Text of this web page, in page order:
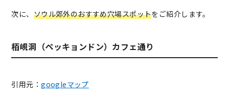
次に、 ソウル郊外のおすすめ穴場スポットをご紹介します。
栢峴洞（ペッキョンドン）カフェ通り
引用元：googleマップ